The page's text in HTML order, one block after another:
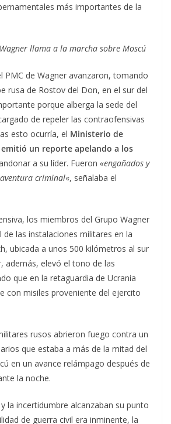
más importantes de la
llama a la marcha sobre Moscú
PMC de Wagner avanzaron, tomando
rusa de Rostov del Don, en el sur del
porque alberga la sede del
de repeler las contraofensivas
esto ocurría, el Ministerio de
emitió un reporte apelando a los
a su líder. Fueron «engañados y
criminal«, señalaba el
los miembros del Grupo Wagner
las instalaciones militares en la
ubicada a unos 500 kilómetros al sur
además, elevó el tono de las
que en la retaguardia de Ucrania
con misiles proveniente del ejercito
rusos abrieron fuego contra un
que estaba a más de la mitad del
en un avance relámpago después de
la noche.
la incertidumbre alcanzaban su punto
de guerra civil era inminente, la